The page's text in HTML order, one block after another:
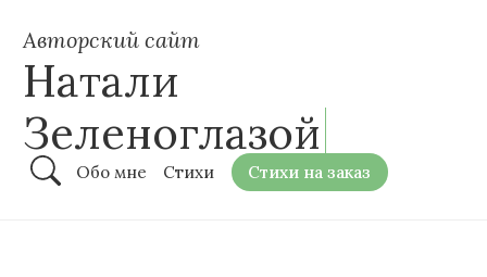
Авторский сайт
Натали
Зеленоглазой
Обо мне Стихи Стихи на заказ